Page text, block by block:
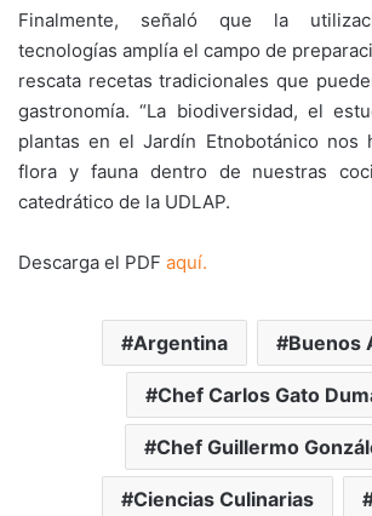
Finalmente, señaló que la
tecnologías amplía el campo de
rescata recetas tradicionales que
gastronomía. “La biodiversidad, el
plantas en el Jardín Etnobotánico nos
flora y fauna dentro de nuestras
catedrático de la UDLAP.
Descarga el PDF aquí.
Argentina Buenos
Chef Carlos Gato
Chef Guillermo
Ciencias Culinarias